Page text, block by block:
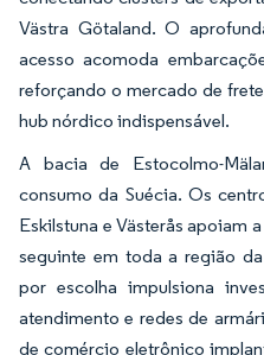
Västra Götaland. O
acesso acomoda
reforçando o mercado de
hub nórdico indispensável.
A bacia de Estocolmo-
consumo da Suécia. Os
Eskilstuna e Västerås apoiam
seguinte em toda a região
por escolha impulsiona
atendimento e redes de
de comércio eletrônico